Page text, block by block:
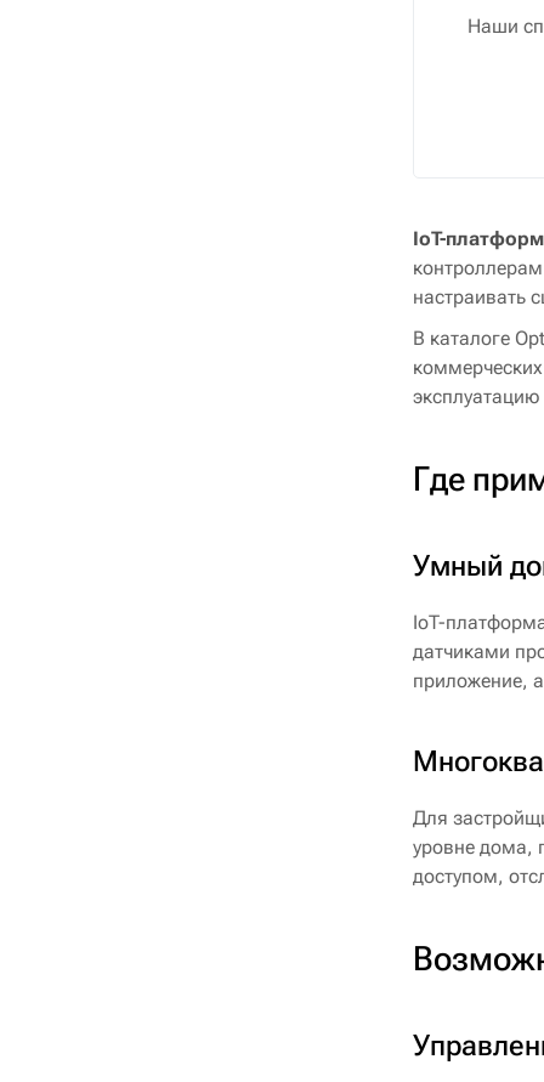
Наши
IoT-
настраивать
В каталоге
Где
Умный
IoT-
датчиками
приложение,
Для
уровне дома,
доступом,